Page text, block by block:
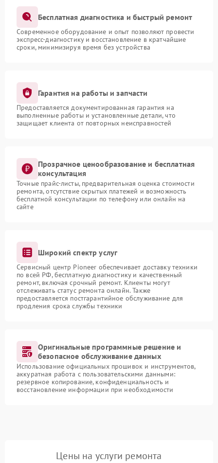
Бесплатная диагностика и быстрый ремонт
Современное оборудование и опыт позволяют провести
экспресс-диагностику и восстановление в кратчайшие
сроки, минимизируя время без устройства
Гарантия на работы и запчасти
Предоставляется документированная гарантия на
выполненные работы и установленные детали, что
защищает клиента от повторных неисправностей
Прозрачное ценообразование и бесплатная
консультация
Точные прайс-листы, предварительная оценка стоимости
ремонта, отсутствие скрытых платежей и возможность
бесплатной консультации по телефону или онлайн на
сайте
Широкий спектр услуг
Сервисный центр Pioneer обеспечивает доставку техники
по всей РФ, бесплатную диагностику и качественный
ремонт, включая срочный ремонт. Клиенты могут
отслеживать статус ремонта онлайн. Также
предоставляется постгарантийное обслуживание для
продления срока службы техники
Оригинальные программные решение и
безопасное обслуживание данных
Использование официальных прошивок и инструментов,
аккуратная работа с пользовательскими данными:
резервное копирование, конфиденциальность и
восстановление информации при необходимости
Цены на услуги ремонта